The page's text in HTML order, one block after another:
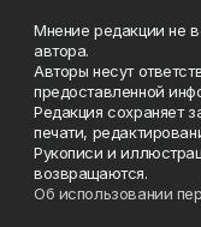
Мнение редакции не
автора.
Авторы несут
предоставленной
Редакция сохраняет
печати,
Рукописи и
возвращаются.
Об использовании